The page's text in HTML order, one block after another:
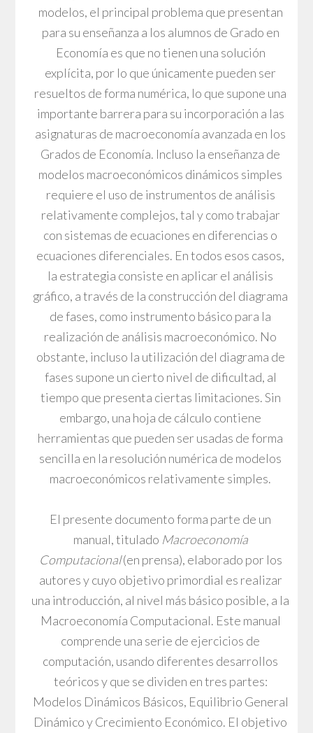
modelos, el principal problema que presentan
para su enseñanza a los alumnos de Grado en
Economía es que no tienen una solución
explícita, por lo que únicamente pueden ser
resueltos de forma numérica, lo que supone una
importante barrera para su incorporación a las
asignaturas de macroeconomía avanzada en los
Grados de Economía. Incluso la enseñanza de
modelos macroeconómicos dinámicos simples
requiere el uso de instrumentos de análisis
relativamente complejos, tal y como trabajar
con sistemas de ecuaciones en diferencias o
ecuaciones diferenciales. En todos esos casos,
la estrategia consiste en aplicar el análisis
gráfico, a través de la construcción del diagrama
de fases, como instrumento básico para la
realización de análisis macroeconómico. No
obstante, incluso la utilización del diagrama de
fases supone un cierto nivel de dificultad, al
tiempo que presenta ciertas limitaciones. Sin
embargo, una hoja de cálculo contiene
herramientas que pueden ser usadas de forma
sencilla en la resolución numérica de modelos
macroeconómicos relativamente simples.
El presente documento forma parte de un
manual, titulado Macroeconomía
Computacional(en prensa), elaborado por los
autores y cuyo objetivo primordial es realizar
una introducción, al nivel más básico posible, a la
Macroeconomía Computacional. Este manual
comprende una serie de ejercicios de
computación, usando diferentes desarrollos
teóricos y que se dividen en tres partes:
Modelos Dinámicos Básicos, Equilibrio General
Dinámico y Crecimiento Económico. El objetivo